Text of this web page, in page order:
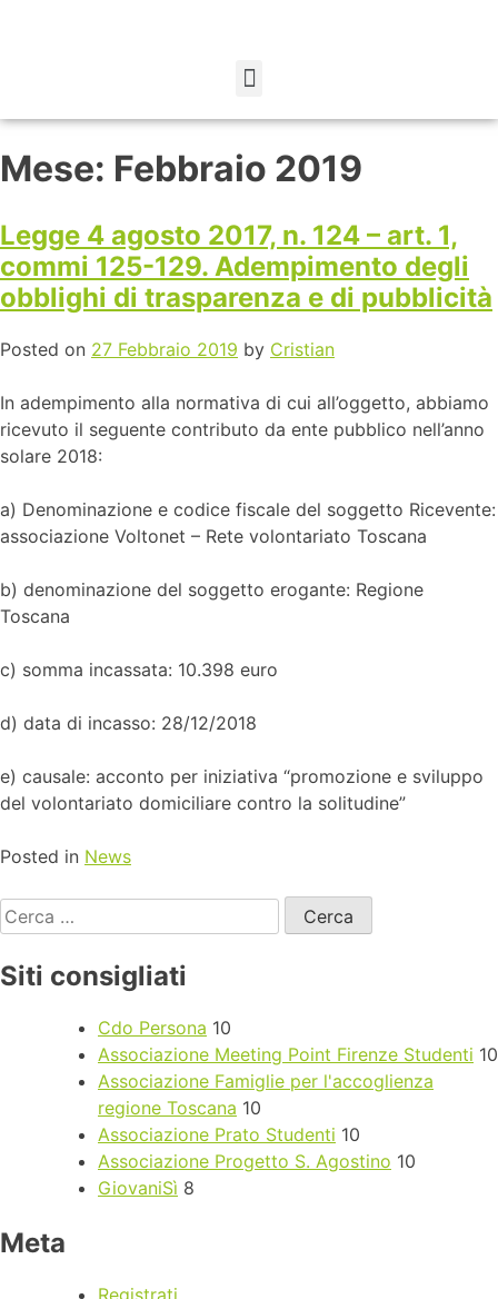
Mese: Febbraio 2019
Legge 4 agosto 2017, n. 124 – art. 1,
commi 125-129. Adempimento degli
obblighi di trasparenza e di pubblicità
Posted on 27 Febbraio 2019 by Cristian
In adempimento alla normativa di cui all’oggetto, abbiamo
ricevuto il seguente contributo da ente pubblico nell’anno
solare 2018:
a) Denominazione e codice fiscale del soggetto Ricevente:
associazione Voltonet – Rete volontariato Toscana
b) denominazione del soggetto erogante: Regione
Toscana
c) somma incassata: 10.398 euro
d) data di incasso: 28/12/2018
e) causale: acconto per iniziativa “promozione e sviluppo
del volontariato domiciliare contro la solitudine”
Posted in News
Siti consigliati
Cdo Persona 10
Associazione Meeting Point Firenze Studenti 10
Associazione Famiglie per l'accoglienza
regione Toscana 10
Associazione Prato Studenti 10
Associazione Progetto S. Agostino 10
GiovaniSì 8
Meta